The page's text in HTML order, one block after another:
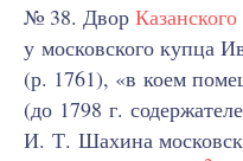
№ 38. Двор
у московского купца
(р. 1761), «в коем
(до 1798 г.
И. Т. Шахина